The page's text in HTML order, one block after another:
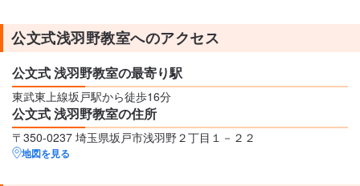
公文式浅羽野教室へのアクセス
公文式 浅羽野教室の最寄り駅
東武東上線坂戸駅から徒歩16分
公文式 浅羽野教室の住所
〒350-0237 埼玉県坂戸市浅羽野２丁目１－２２
地図を見る